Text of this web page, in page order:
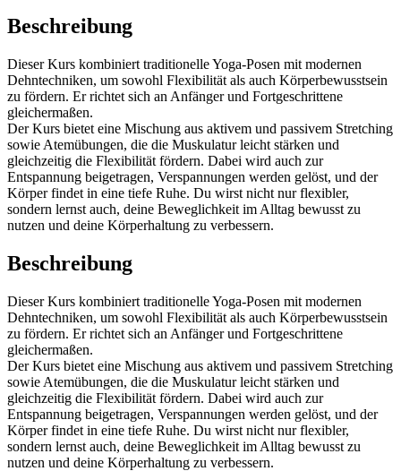
Beschreibung
Dieser Kurs kombiniert traditionelle Yoga-Posen mit modernen
Dehntechniken, um sowohl Flexibilität als auch Körperbewusstsein
zu fördern. Er richtet sich an Anfänger und Fortgeschrittene
gleichermaßen.
Der Kurs bietet eine Mischung aus aktivem und passivem Stretching
sowie Atemübungen, die die Muskulatur leicht stärken und
gleichzeitig die Flexibilität fördern. Dabei wird auch zur
Entspannung beigetragen, Verspannungen werden gelöst, und der
Körper findet in eine tiefe Ruhe. Du wirst nicht nur flexibler,
sondern lernst auch, deine Beweglichkeit im Alltag bewusst zu
nutzen und deine Körperhaltung zu verbessern.
Beschreibung
Dieser Kurs kombiniert traditionelle Yoga-Posen mit modernen
Dehntechniken, um sowohl Flexibilität als auch Körperbewusstsein
zu fördern. Er richtet sich an Anfänger und Fortgeschrittene
gleichermaßen.
Der Kurs bietet eine Mischung aus aktivem und passivem Stretching
sowie Atemübungen, die die Muskulatur leicht stärken und
gleichzeitig die Flexibilität fördern. Dabei wird auch zur
Entspannung beigetragen, Verspannungen werden gelöst, und der
Körper findet in eine tiefe Ruhe. Du wirst nicht nur flexibler,
sondern lernst auch, deine Beweglichkeit im Alltag bewusst zu
nutzen und deine Körperhaltung zu verbessern.